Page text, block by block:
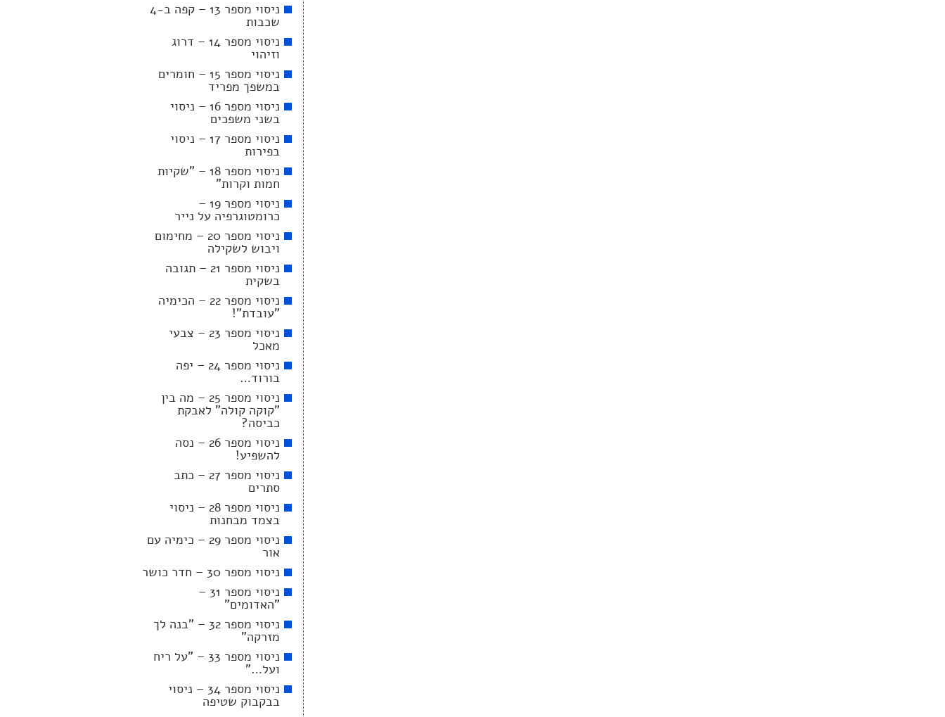
ניסוי מספר 13 – קפה ב-4
שכבות
ניסוי מספר 14 – דרוג
וזיהוי
ניסוי מספר 15 – חומרים
במשפך מפריד
ניסוי מספר 16 – ניסוי
בשני משפכים
ניסוי מספר 17 – ניסוי
בפירות
ניסוי מספר 18 – "שקיות
חמות וקרות"
ניסוי מספר 19 –
כרומטוגרפיה על נייר
ניסוי מספר 20 – מחימום
ויבוש לשקילה
ניסוי מספר 21 – תגובה
בשקית
ניסוי מספר 22 – הכימיה
"עובדת"!
ניסוי מספר 23 – צבעי
מאכל
ניסוי מספר 24 – יפה
בורוד…
ניסוי מספר 25 – מה בין
"קוקה קולה" לאבקת
כביסה?
ניסוי מספר 26 – נסה
להשפיע!
ניסוי מספר 27 – כתב
סתרים
ניסוי מספר 28 – ניסוי
בצמד מבחנות
ניסוי מספר 29 – כימיה עם
אור
ניסוי מספר 30 – חדר כושר
ניסוי מספר 31 –
"האדומים"
ניסוי מספר 32 – "בנה לך
מזרקה"
ניסוי מספר 33 – "על ריח
ועל…"
ניסוי מספר 34 – ניסוי
בבקבוק שטיפה